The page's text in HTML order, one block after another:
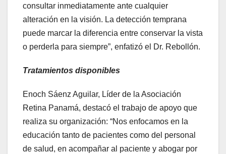
consultar inmediatamente ante cualquier
alteración en la visión. La detección temprana
puede marcar la diferencia entre conservar la vista
o perderla para siempre”, enfatizó el Dr. Rebollón.
Tratamientos disponibles
Enoch Sáenz Aguilar, Líder de la Asociación
Retina Panamá, destacó el trabajo de apoyo que
realiza su organización: “Nos enfocamos en la
educación tanto de pacientes como del personal
de salud, en acompañar al paciente y abogar por